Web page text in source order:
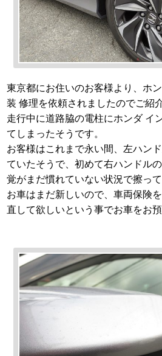
東京都にお住いのお客様より、ホ
装 修理を依頼されましたのでご紹
走行中に道路脇の電柱にホンダ イ
てしまったそうです。
お客様はこれまで永い間、左ハン
ていたそうで、初めて右ハンドル
覚がまだ慣れていない状況で擦っ
お車はまだ新しいので、車両保険
直して欲しいという事でお車をお預